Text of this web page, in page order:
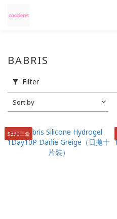
BABRIS
Filter
Sort by
$390三盒